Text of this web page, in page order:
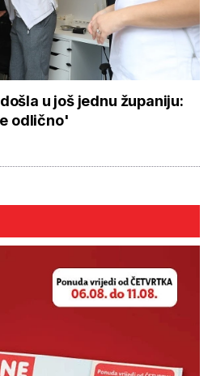
u još jednu županiju:
odlično'